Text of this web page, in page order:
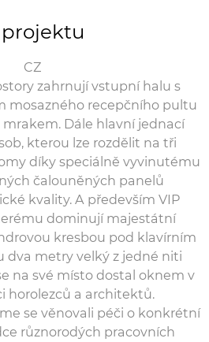
CZ
zahrnují vstupní halu s
mosazného recepčního pultu
Dále hlavní jednací
kterou lze rozdělit na tři
díky speciálně vyvinutému
čalouněných panelů
kvality. A především VIP
dominují majestátní
kresbou pod klavírním
dva metry velký z jedné niti
na své místo dostal oknem v
horolezců a architektů.
se věnovali péči o konkrétní
různorodých pracovních